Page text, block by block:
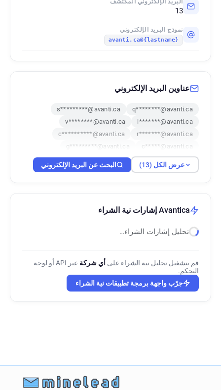
البريد الإلكتروني المكتشف
13
نموذج البريد الإلكتروني
{lastname}@avanti.ca
عناوين البريد الإلكتروني
q********@avanti.ca
s*********@avanti.ca
l*******@avanti.ca
v********@avanti.ca
r*******@avanti.ca
c**********@avanti.ca
c*****@avanti.ca
g*********@avanti.ca
y************@avanti.ca
e***********@avanti.ca
s*******@avanti.ca
q********@avanti.ca
عرض الكل (13) البحث عن البريد الإلكتروني
Avantica إشارات نية الشراء
تحليل إشارات الشراء…
قم بتشغيل تحليل نية الشراء على أي شركة
عبر API أو لوحة
التحكم.
جرّب واجهة برمجة تطبيقات نية الشراء